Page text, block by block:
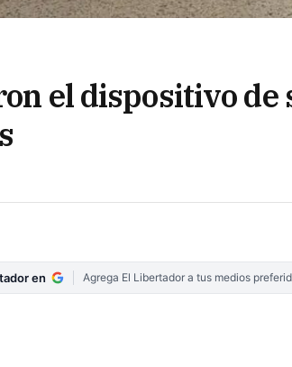
el dispositivo de
en Agrega El Libertador a tus medios